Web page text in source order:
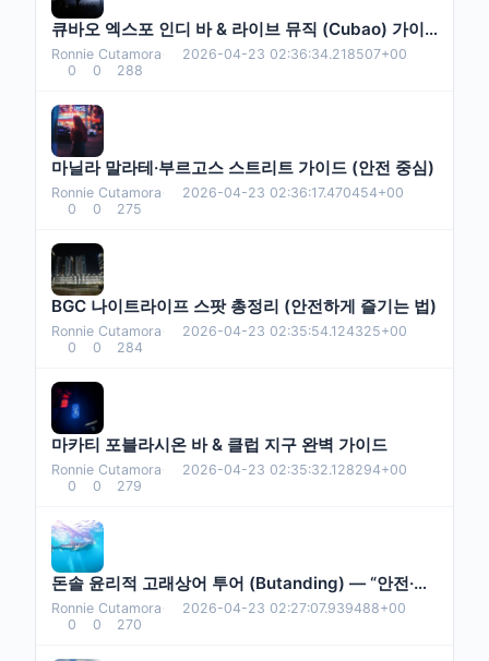
큐바오 엑스포 인디 바 & 라이브 뮤직 (Cubao) 가이드
Ronnie Cutamora
2026-04-23 02:36:34.218507+00
0
0 288
마닐라 말라테·부르고스 스트리트 가이드 (안전 중심)
Ronnie Cutamora
2026-04-23 02:36:17.470454+00
0
0 275
BGC 나이트라이프 스팟 총정리 (안전하게 즐기는 법)
Ronnie Cutamora
2026-04-23 02:35:54.124325+00
0
0 284
마카티 포블라시온 바 & 클럽 지구 완벽 가이드
Ronnie Cutamora
2026-04-23 02:35:32.128294+00
0
0 279
돈솔 윤리적 고래상어 투어 (Butanding) — “안전·매너·규칙” 중심
Ronnie Cutamora
2026-04-23 02:27:07.939488+00
0
0 270